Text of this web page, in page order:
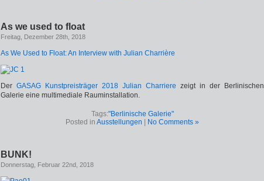
As we used to float
Freitag, Dezember 28th, 2018
As We Used to Float: An Interview with Julian Charrière
Der GASAG Kunstpreisträger 2018 Julian Charriere zeigt in der Berlinischen
Galerie eine multimediale Rauminstallation.
Tags:"Berlinische Galerie"
Posted in Ausstellungen No Comments »
BUNK!
Donnerstag, Februar 22nd, 2018